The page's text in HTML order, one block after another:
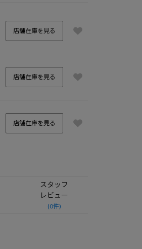
店舗在庫を見る
店舗在庫を見る
店舗在庫を見る
スタッフ
レビュー
(0件)